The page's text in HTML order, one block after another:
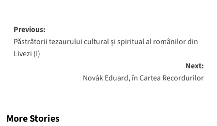
Post
navigation
Previous:
Păstrătorii tezaurului cultural şi spiritual al românilor din
Livezi (I)
Next:
Novák Eduard, în Cartea Recordurilor
More Stories